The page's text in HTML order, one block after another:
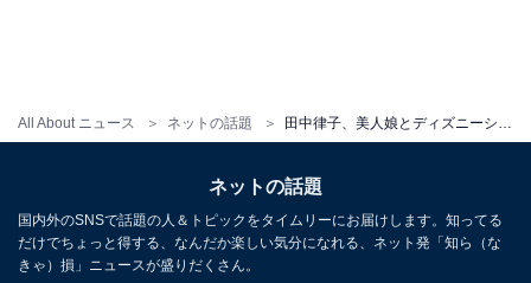
All About ニュース ネットの話題
ネットの話題
国内外のSNSで話題の人＆トピックをタイムリーにお届けします。知ってる
だけでちょっと得する、なんだか楽しい気分になれる、ネット発「知ら（な
きゃ）損」ニュースが盛りだくさん。